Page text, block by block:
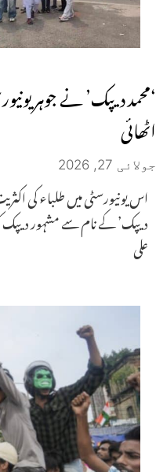
‘محمد دیپک’ نے جوہر
اٹھائی
جولائی 27, 2026
اس یونیورسٹی میں طلباء کی
دیپک’ کے نام سے مشہور دیپک
علی